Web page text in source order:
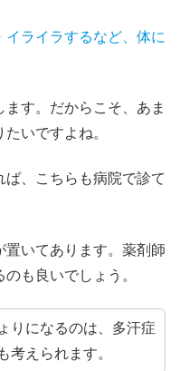
ライラするなど、体に
す。だからこそ、あま
いですよね。
ば、こちらも病院で診て
置いてあります。薬剤師
も良いでしょう。
りになるのは、多汗症
考えられます。